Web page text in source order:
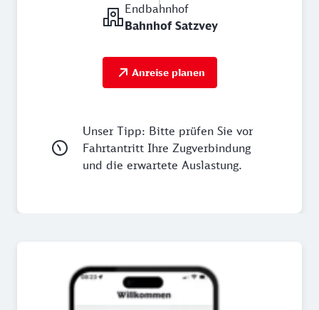
Endbahnhof
Bahnhof Satzvey
Anreise planen
Unser Tipp: Bitte prüfen Sie vor
Fahrtantritt Ihre Zugverbindung
und die erwartete Auslastung.